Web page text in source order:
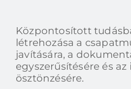
Központosított
létrehozása a
javítására, a
egyszerűsítésére és
ösztönzésére.